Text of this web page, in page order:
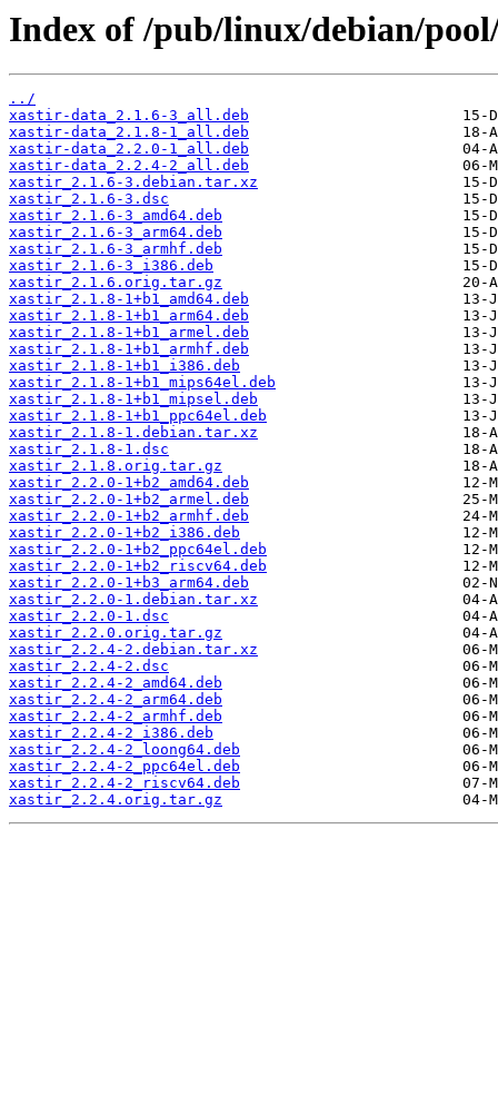
Index of /pub/linux/debian/
../
xastir-data_2.1.6-3_all.deb
xastir-data_2.1.8-1_all.deb
xastir-data_2.2.0-1_all.deb
xastir-data_2.2.4-2_all.deb
xastir_2.1.6-3.debian.tar.xz
xastir_2.1.6-3.dsc
xastir_2.1.6-3_amd64.deb
xastir_2.1.6-3_arm64.deb
xastir_2.1.6-3_armhf.deb
xastir_2.1.6-3_i386.deb
xastir_2.1.6.orig.tar.gz
xastir_2.1.8-1+b1_amd64.deb
xastir_2.1.8-1+b1_arm64.deb
xastir_2.1.8-1+b1_armel.deb
xastir_2.1.8-1+b1_armhf.deb
xastir_2.1.8-1+b1_i386.deb
xastir_2.1.8-1+b1_mips64el.deb
xastir_2.1.8-1+b1_mipsel.deb
xastir_2.1.8-1+b1_ppc64el.deb
xastir_2.1.8-1.debian.tar.xz
xastir_2.1.8-1.dsc
xastir_2.1.8.orig.tar.gz
xastir_2.2.0-1+b2_amd64.deb
xastir_2.2.0-1+b2_armel.deb
xastir_2.2.0-1+b2_armhf.deb
xastir_2.2.0-1+b2_i386.deb
xastir_2.2.0-1+b2_ppc64el.deb
xastir_2.2.0-1+b2_riscv64.deb
xastir_2.2.0-1+b3_arm64.deb
xastir_2.2.0-1.debian.tar.xz
xastir_2.2.0-1.dsc
xastir_2.2.0.orig.tar.gz
xastir_2.2.4-2.debian.tar.xz
xastir_2.2.4-2.dsc
xastir_2.2.4-2_amd64.deb
xastir_2.2.4-2_arm64.deb
xastir_2.2.4-2_armhf.deb
xastir_2.2.4-2_i386.deb
xastir_2.2.4-2_loong64.deb
xastir_2.2.4-2_ppc64el.deb
xastir_2.2.4-2_riscv64.deb
xastir_2.2.4.orig.tar.gz